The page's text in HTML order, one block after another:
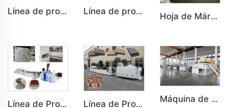
Línea de producción de paneles de puertas de dormitorio y baño plásticos WPC de PVC personalizados Línea de producción de decoración interior de paneles de pared plásticos WPC de PVC personalizados Hoja de Mármol PVC UV Hoja UV Tablero de Imitación de Mármol Decoración Interior para Máquinas
Línea de Producción de Decoración Interior y Exterior a Medida de Marcos de Puerta de PVC Línea de Producción de Perfiles para Pavimentos y Bancos de Plástico PE al Aire Libre Personalizados Máquina de tablero de espuma semi-laminada de PVC (WPC), tablero de espuma coextruido